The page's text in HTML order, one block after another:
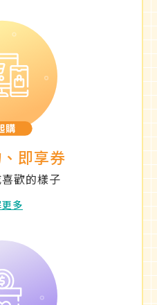
即享券
歡的樣子
多